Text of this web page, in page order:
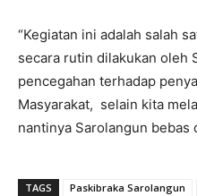
“Kegiatan ini adalah salah
secara rutin dilakukan oleh
pencegahan terhadap
Masyarakat, selain kita
nantinya Sarolangun bebas
TAGS Paskibraka Sarolangun